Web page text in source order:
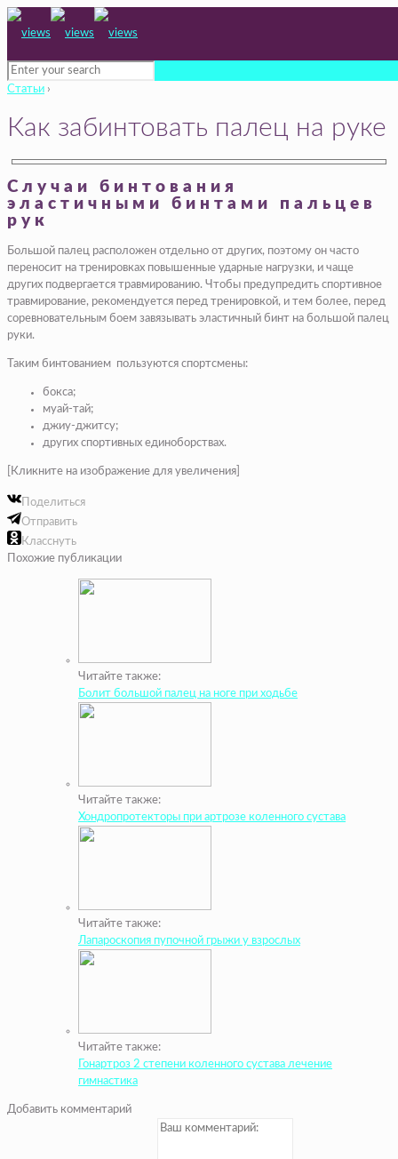
Статьи ›
Как забинтовать палец на руке
Случаи бинтования
эластичными бинтами пальцев
рук
Большой палец расположен отдельно от других, поэтому он часто
переносит на тренировках повышенные ударные нагрузки, и чаще
других подвергается травмированию. Чтобы предупредить спортивное
травмирование, рекомендуется перед тренировкой, и тем более, перед
соревновательным боем завязывать эластичный бинт на большой палец
руки.
Таким бинтованием пользуются спортсмены:
бокса;
муай-тай;
джиу-джитсу;
других спортивных единоборствах.
[Кликните на изображение для увеличения]
Поделиться
Отправить
Класснуть
Похожие публикации
Читайте также:
Болит большой палец на ноге при ходьбе
Читайте также:
Хондропротекторы при артрозе коленного сустава
Читайте также:
Лапароскопия пупочной грыжи у взрослых
Читайте также:
Гонартроз 2 степени коленного сустава лечение
гимнастика
Добавить комментарий